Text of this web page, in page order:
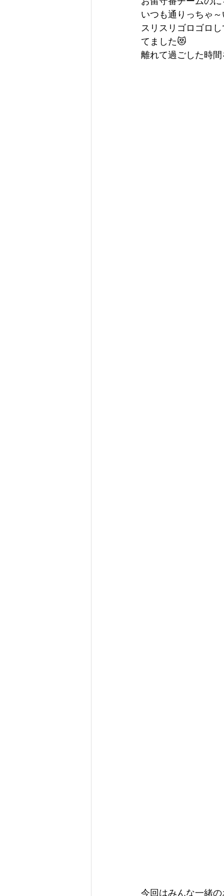
いつも通りっちゃ
スリスリゴロゴロ
てました😻
離れて過ごした時
今回はみんな一緒